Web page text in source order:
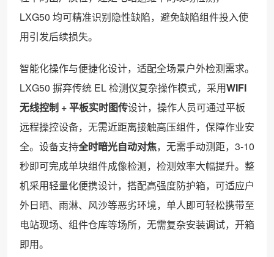
LXG50 均可精准识别隐性缺陷，避免缺陷组件投入使
用引发后续损失。
智能化操作与便捷化设计，适配全场景户外检测需求。
LXG50 摒弃传统 EL 检测仪复杂操作模式，采用WIFI
无线控制 + 平板实时图传设计，操作人员可通过平板
远程操控设备，无需近距离接触高压组件，保障作业安
全。设备支持全时暗光自动对焦，无需手动测距，3-10
秒即可完成单块组件成像检测，检测效率大幅提升。整
机采用轻量化便携设计，搭配高强度防护箱，可适应户
外日晒、雨淋、风沙等恶劣环境，单人即可轻松携带至
电站现场、组件仓库等场所，无需复杂安装调试，开箱
即用。